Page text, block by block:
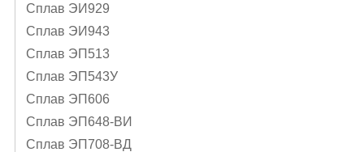
Сплав ЭИ929
Сплав ЭИ943
Сплав ЭП513
Сплав ЭП543У
Сплав ЭП606
Сплав ЭП648-ВИ
Сплав ЭП708-ВД